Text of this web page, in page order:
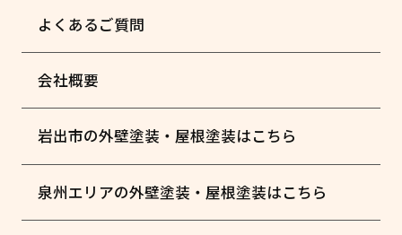
よくあるご質問
会社概要
岩出市の外壁塗装・屋根塗装はこちら
泉州エリアの外壁塗装・屋根塗装はこちら